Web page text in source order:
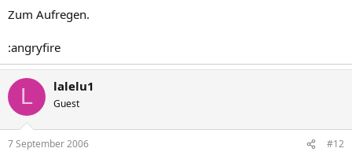
Zum Aufregen.
:angryfire
L lalelu1
Guest
7 September 2006 #12